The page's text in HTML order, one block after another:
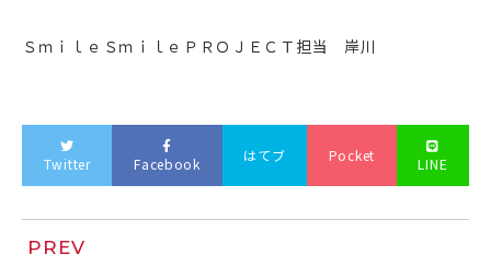
ＳｍｉｌｅＳｍｉｌｅＰＲＯＪＥＣＴ担当 岸川
Twitter Facebook はてブ Pocket LINE
PREV